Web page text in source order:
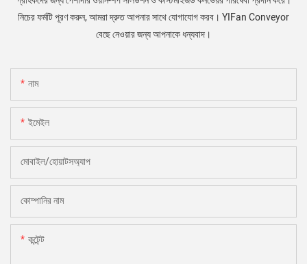
নিচের ফর্মটি পূরণ করুন, আমরা দ্রুত আপনার সাথে যোগাযোগ করব। YIFan Conveyor
বেছে নেওয়ার জন্য আপনাকে ধন্যবাদ।
নাম
ইমেইল
মোবাইল/হোয়াটসঅ্যাপ
কোম্পানির নাম
কন্টেন্ট